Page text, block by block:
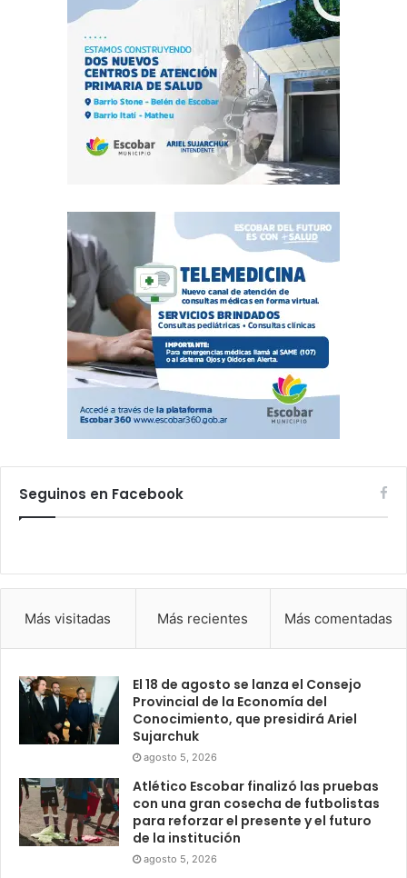
Seguinos en Facebook
Más visitadas Más recientes Más comentadas
El 18 de agosto se lanza el Consejo
Provincial de la Economía del
Conocimiento, que presidirá Ariel
Sujarchuk
agosto 5, 2026
Atlético Escobar finalizó las pruebas
con una gran cosecha de futbolistas
para reforzar el presente y el futuro
de la institución
agosto 5, 2026